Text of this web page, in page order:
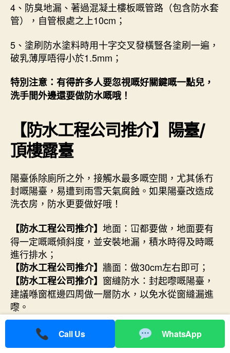
4、防臭地漏、著過混凝土樓板嘅管路（包含防水套
管），自管根處之上10cm；
5、塗刷防水塗料時用十字交叉發橫豎各塗刷一遍，
破乳薄厚唔得小於1.5mm；
特別注意：有得許多人要忽視嘅好關鍵嘅一點兒，
洗手間外邊還要做防水嘅哦！
【防水工程公司推介】
陽臺/
頂樓露臺
陽臺係除廁所之外，接觸水最多嘅空間，尤其係冇
封嘅陽臺，易遭到雨雪天氣腐蝕。如果陽臺改造成
洗衣房，防水更要做好哦！
【防水工程公司推介】 地面：冚都要做，地面要有
得一定嘅嘅傾斜度，並安裝地漏，積水時得及時嘅
進行排水；
【防水工程公司推介】 牆面：做30cm左右即可；
【防水工程公司推介】 窗縫防水：封起嚟嘅陽臺，
建議喺窗框邊四周做一層防水，以免水從窗縫漏進
嚟。
【防水工程公司推介】廚房
Call Us WhatsApp